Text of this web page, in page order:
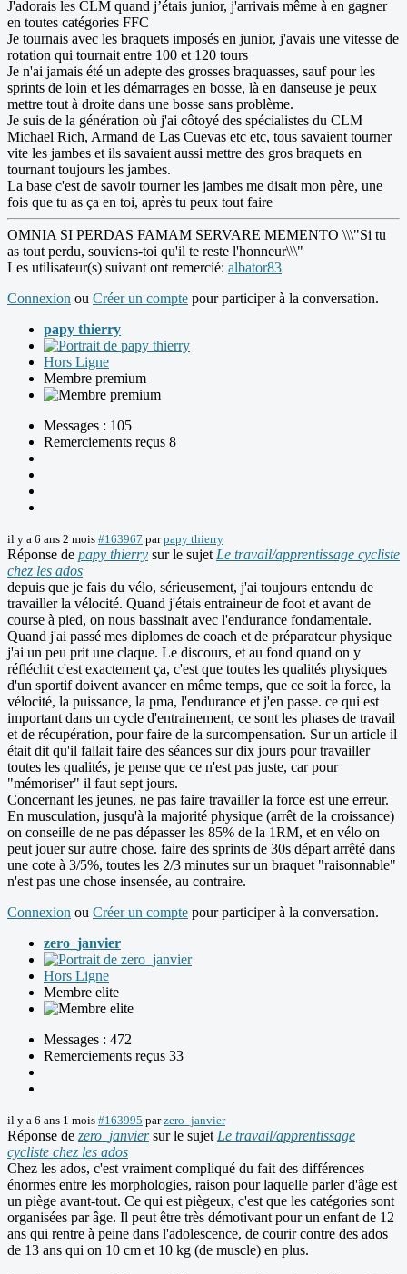
J'adorais les CLM quand j’étais junior, j'arrivais même à en gagner
en toutes catégories FFC
Je tournais avec les braquets imposés en junior, j'avais une vitesse de
rotation qui tournait entre 100 et 120 tours
Je n'ai jamais été un adepte des grosses braquasses, sauf pour les
sprints de loin et les démarrages en bosse, là en danseuse je peux
mettre tout à droite dans une bosse sans problème.
Je suis de la génération où j'ai côtoyé des spécialistes du CLM
Michael Rich, Armand de Las Cuevas etc etc, tous savaient tourner
vite les jambes et ils savaient aussi mettre des gros braquets en
tournant toujours les jambes.
La base c'est de savoir tourner les jambes me disait mon père, une
fois que tu as ça en toi, après tu peux tout faire
OMNIA SI PERDAS FAMAM SERVARE MEMENTO \\\"Si tu
as tout perdu, souviens-toi qu'il te reste l'honneur\\\"
Les utilisateur(s) suivant ont remercié: albator83
Connexion ou Créer un compte pour participer à la conversation.
papy thierry
Hors Ligne
Membre premium
Messages : 105
Remerciements reçus 8
il y a 6 ans 2 mois #163967 parpapy thierry
Réponse de papy thierry sur le sujet Le travail/apprentissage cycliste
chez les ados
depuis que je fais du vélo, sérieusement, j'ai toujours entendu de
travailler la vélocité. Quand j'étais entraineur de foot et avant de
course à pied, on nous bassinait avec l'endurance fondamentale.
Quand j'ai passé mes diplomes de coach et de préparateur physique
j'ai un peu prit une claque. Le discours, et au fond quand on y
réfléchit c'est exactement ça, c'est que toutes les qualités physiques
d'un sportif doivent avancer en même temps, que ce soit la force, la
vélocité, la puissance, la pma, l'endurance et j'en passe. ce qui est
important dans un cycle d'entrainement, ce sont les phases de travail
et de récupération, pour faire de la surcompensation. Sur un article il
était dit qu'il fallait faire des séances sur dix jours pour travailler
toutes les qualités, je pense que ce n'est pas juste, car pour
"mémoriser" il faut sept jours.
Concernant les jeunes, ne pas faire travailler la force est une erreur.
En musculation, jusqu'à la majorité physique (arrêt de la croissance)
on conseille de ne pas dépasser les 85% de la 1RM, et en vélo on
peut jouer sur autre chose. faire des sprints de 30s départ arrêté dans
une cote à 3/5%, toutes les 2/3 minutes sur un braquet "raisonnable"
n'est pas une chose insensée, au contraire.
Connexion ou Créer un compte pour participer à la conversation.
zero_janvier
Hors Ligne
Membre elite
Messages : 472
Remerciements reçus 33
il y a 6 ans 1 mois #163995 parzero_janvier
Réponse de zero_janviersur le sujet Le travail/apprentissage
cycliste chez les ados
Chez les ados, c'est vraiment compliqué du fait des différences
énormes entre les morphologies, raison pour laquelle parler d'âge est
un piège avant-tout. Ce qui est piègeux, c'est que les catégories sont
organisées par âge. Il peut être très démotivant pour un enfant de 12
ans qui rentre à peine dans l'adolescence, de courir contre des ados
de 13 ans qui on 10 cm et 10 kg (de muscle) en plus.